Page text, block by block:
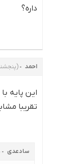
داره؟
احمد (پنجشنبه 03 خرداد
این پایه
تقریبا
سادعدی